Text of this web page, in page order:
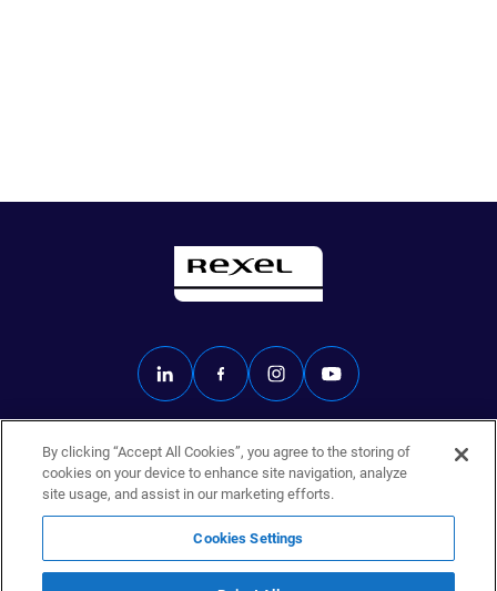
Rexel.fr
Données personnelles
Mentions légales
Politique de sécurité
By clicking “Accept All Cookies”, you agree to the storing of
cookies on your device to enhance site navigation, analyze
site usage, and assist in our marketing efforts.
Cookies Settings